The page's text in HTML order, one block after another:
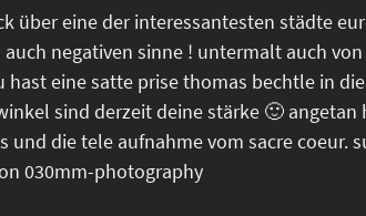
über eine der interessantesten städte
negativen sinne ! untermalt auch
hast eine satte prise thomas bechtle in
sind derzeit deine stärke 🙂 angetan
und die tele aufnahme vom sacre coeur.
030mm-photography